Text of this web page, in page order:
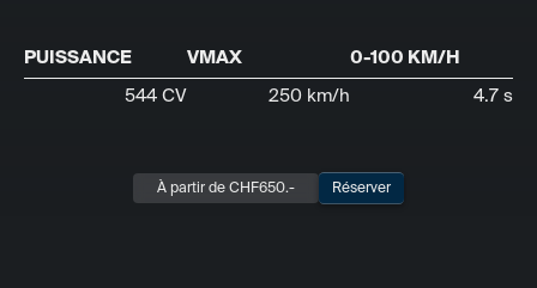
PUISSANCE
544 CV
VMAX
250 km/h
0-100 KM/H
4.7 s
À partir de CHF650.- Réserver